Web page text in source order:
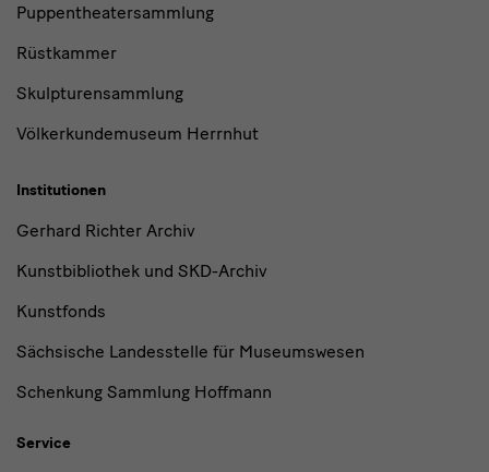
Puppentheatersammlung
Rüstkammer
Skulpturensammlung
Völkerkundemuseum Herrnhut
Institutionen
Gerhard Richter Archiv
Kunstbibliothek und SKD-Archiv
Kunstfonds
Sächsische Landesstelle für Museumswesen
Schenkung Sammlung Hoffmann
Service